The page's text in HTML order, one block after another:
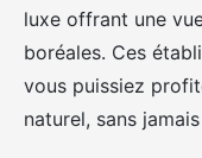
luxe offrant une
boréales. Ces
vous puissiez
naturel, sans